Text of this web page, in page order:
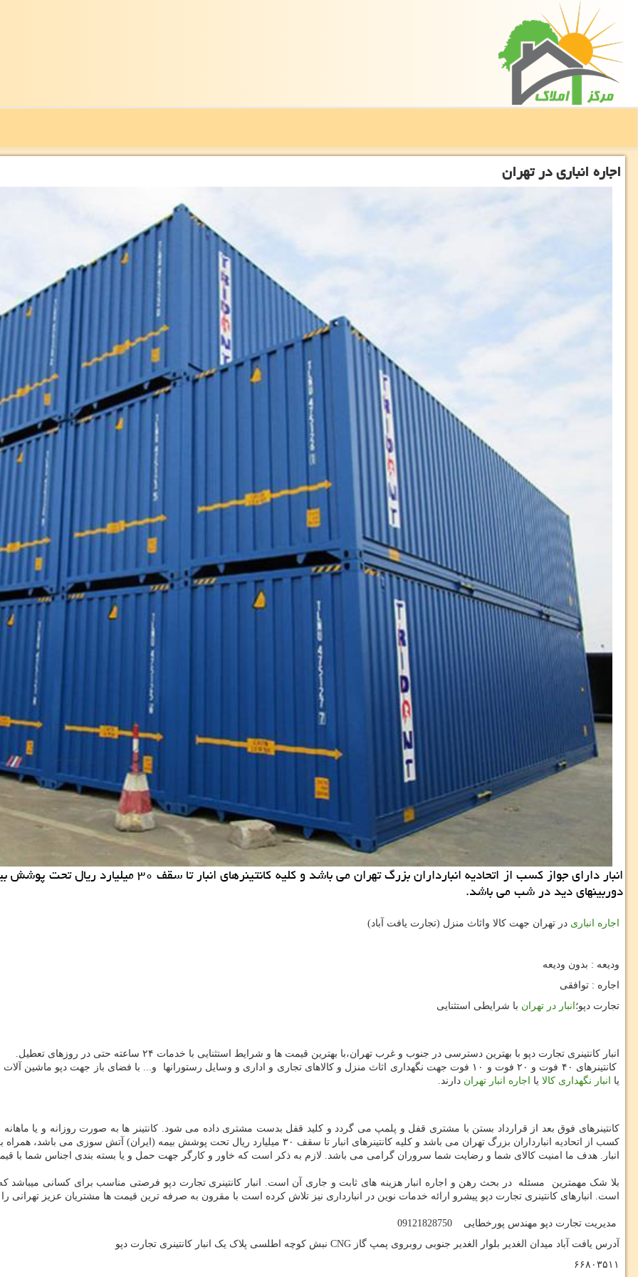
اجاره انباری در تهران
انبار دارای جواز كسب از اتحادیه انبارداران بزرگ
دوربینهای دید در شب می باشد.
اجاره انباری در تهران جهت کالا واثاث منزل (تجارت یافت آباد)
ودیعه : بدون ودیعه
اجاره : توافقی
تجارت دپو؛ انبار در تهران با شرایطی استثنایی
انبار کانتینری تجارت دپو با بهترین دسترسی در جنوب و غرب تهران،با بهترین قیمت ها و شرایط استثنایی با خدمات ۲۴ ساعته حتی در روزهای تعطیل.
کانتینرهای ۴۰ فوت و ۲۰ فوت و ۱۰ فوت جهت نگهداری اثاث منزل و کالاهای تجاری و اداری و وسایل رستورانها و... با فضای باز جهت دپو ماشین آلات سنگین و غیره در خدمت همشهریان تهرانی می باشد که نیاز به
یا
انبار نگهداری کالا یا اجاره انبار تهران دارند.
کانتینرهای فوق بعد از قرارداد بستن با مشتری قفل و پلمپ می گردد و کلید قفل بدست مشتری داده می شود. کانتینر ها به صورت روزانه و یا
کسب از اتحادیه انبارداران بزرگ تهران می باشد و کلیه کانتینرهای انبار تا سقف ۳۰ میلیارد ریال
انبار. هدف ما امنیت کالای شما و رضایت شما سروران گرامی می باشد. لازم به ذکر است که خاور و کارگر جهت حمل و یا بسته بندی اجناس شما با
بلا شک مهمترین مسئله در بحث رهن و اجاره انبار هزینه های ثابت و جاری آن است. انبار کانتینری تجارت دپو فرصتی مناسب برای کسانی میباشد که
است. انبارهای کانتینری تجارت دپو پیشرو ارائه خدمات نوین در انبارداری نیز تلاش کرده است با مقرون به صرفه ترین قیمت ها مشتریان عزیز تهرانی
مدیریت تجارت دپو مهندس پورخطایی 09121828750
آدرس یافت آباد میدان الغدیر بلوار الغدیر جنوبی روبروی پمپ گاز CNG نبش کوچه اطلسی پلاک یک انبار کانتینری تجارت دپو
۶۶۸۰۳۵۱۱